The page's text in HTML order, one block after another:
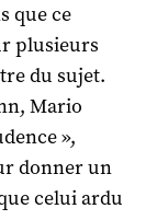
que ce
plusieurs
du sujet.
Mario
»,
donner un
celui ardu